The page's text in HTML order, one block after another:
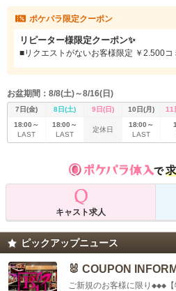
店内はスタイリッシュで落ち着いた雰囲気
間ながら、堅苦しさはなく、初めての方で
自慢です。照明の演出や音楽にもこだわり
ちょっと贅沢なひとときを過ごしたい方に
B4仙台店の主役は、もちろん美しいバニー
愛らしさと色気を兼ね備えた彼女たちとの会
れる癒しそのもの。お酒を片手に交わす何
ポケパラ限定クーポン
リピーター様限定クーポン✨
■リクエストがないお客様限定 ￥2.500コ
お盆期間：8/8(土)～8/16(日)
7日(金) 8日(土) 9日(日) 10日(月) 11
18:00～
LAST
18:00～
LAST
定休日
18:00～
LAST
キャスト求人
ピックアップニュース
🐰 COUPON
ご新規のお客様に限り◆◆◆【